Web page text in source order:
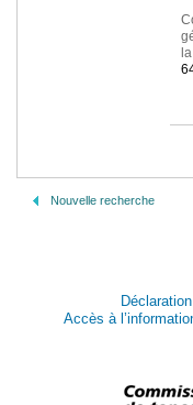
Nouvelle recherche
Accès à